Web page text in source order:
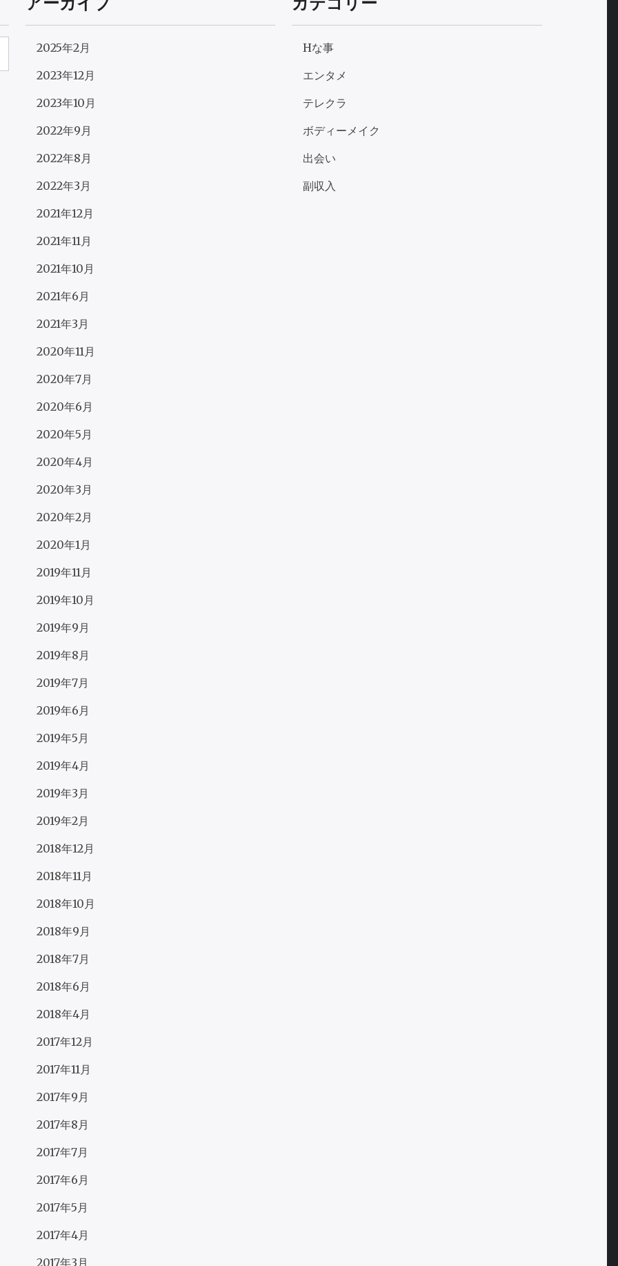
2025年2月
2023年12月
2023年10月
2022年9月
2022年8月
2022年3月
2021年12月
2021年11月
2021年10月
2021年6月
2021年3月
2020年11月
2020年7月
2020年6月
2020年5月
2020年4月
2020年3月
2020年2月
2020年1月
2019年11月
2019年10月
2019年9月
2019年8月
2019年7月
2019年6月
2019年5月
2019年4月
2019年3月
2019年2月
2018年12月
2018年11月
2018年10月
2018年9月
2018年7月
2018年6月
2018年4月
2017年12月
2017年11月
2017年9月
2017年8月
2017年7月
2017年6月
2017年5月
2017年4月
2017年3月
Hな事
エンタメ
テレクラ
ボディーメイク
出会い
副収入